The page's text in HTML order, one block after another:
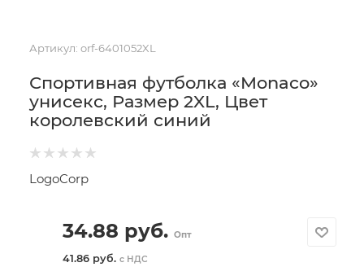
Артикул: orf-6401052XL
Спортивная футболка «Monaco»
унисекс, Размер 2XL, Цвет
королевский синий
LogoCorp
34.88 руб. Опт
41.86 руб. с НДС